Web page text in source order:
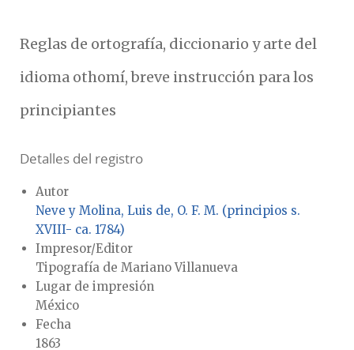
Reglas de ortografía, diccionario y arte del
idioma othomí, breve instrucción para los
principiantes
Detalles del registro
Autor
Neve y Molina, Luis de, O. F. M. (principios s.
XVIII- ca. 1784)
Impresor/Editor
Tipografía de Mariano Villanueva
Lugar de impresión
México
Fecha
1863